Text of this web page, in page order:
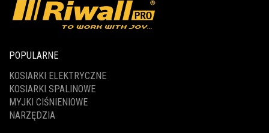
POPULARNE
KOSIARKI ELEKTRYCZNE
KOSIARKI SPALINOWE
MYJKI CIŚNIENIOWE
NARZĘDZIA